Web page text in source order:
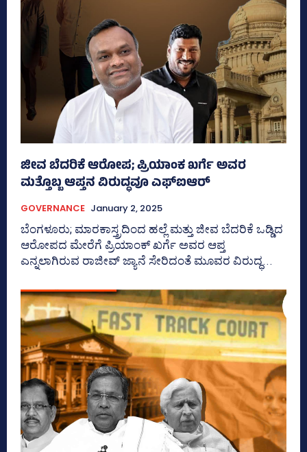
ಜೀವ ಬೆದರಿಕೆ ಆರೋಪ; ಪ್ರಿಯಾಂಕ ಖರ್ಗೆ ಅವರ
ಮತ್ತೊಬ್ಬ ಆಪ್ತನ ವಿರುದ್ಧವೂ ಎಫ್‌ಐಆರ್
GOVERNANCE January 2, 2025
ಬೆಂಗಳೂರು; ಮಾರಕಾಸ್ತ್ರದಿಂದ ಹಲ್ಲೆ ಮತ್ತು ಜೀವ ಬೆದರಿಕೆ ಒಡ್ಡಿದ
ಆರೋಪದ ಮೇರೆಗೆ ಪ್ರಿಯಾಂಕ್‌ ಖರ್ಗೆ ಅವರ ಆಪ್ತ
ಎನ್ನಲಾಗಿರುವ ರಾಜೀವ್‌ ಜ್ಯಾನೆ ಸೇರಿದಂತೆ ಮೂವರ ವಿರುದ್ಧ...